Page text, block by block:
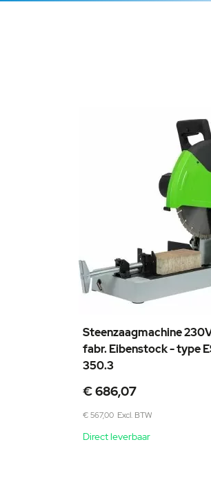
Steenzaagmachine
fabr. Eibenstock - type
350.3
€ 686,07
€ 567,00
Direct leverbaar